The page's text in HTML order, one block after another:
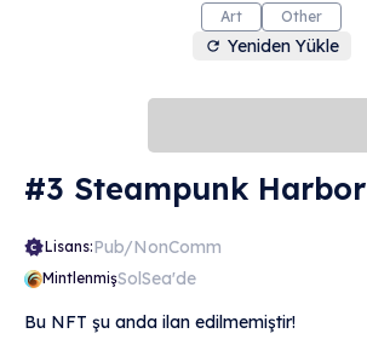
Art Other
Yeniden Yükle
#3 Steampunk Harbor
Lisans:Pub/NonComm
MintlenmişSolSea'de
Bu NFT şu anda ilan edilmemiştir!